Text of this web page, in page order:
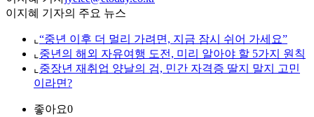
이지혜 기자의 주요 뉴스
⌞ “중년 이후 더 멀리 가려면, 지금 잠시 쉬어 가세요”
⌞ 중년의 해외 자유여행 도전, 미리 알아야 할 5가지 원칙
⌞ 중장년 재취업 양날의 검, 민간 자격증 딸지 말지 고민
이라면?
좋아요0